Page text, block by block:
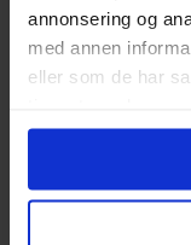
annonsering og
med annen
eller som de har